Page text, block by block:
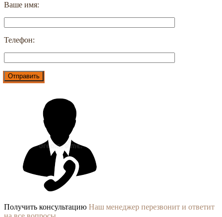
Ваше имя:
Телефон:
Получить консультацию Наш менеджер перезвонит и ответит